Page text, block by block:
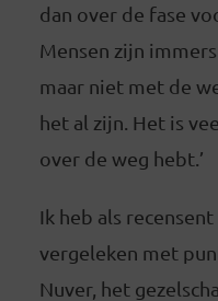
dan over de fase
Mensen zijn
maar niet met de
het al zijn. Het is
over de weg hebt.’
Ik heb als
vergeleken met
Nuver, het